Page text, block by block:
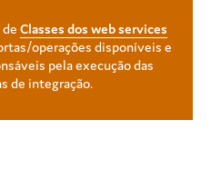
Classes dos web services
operações disponíveis e
pela execução das
de integração.